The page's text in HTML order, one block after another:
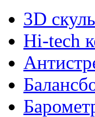
3D
Hi-tech